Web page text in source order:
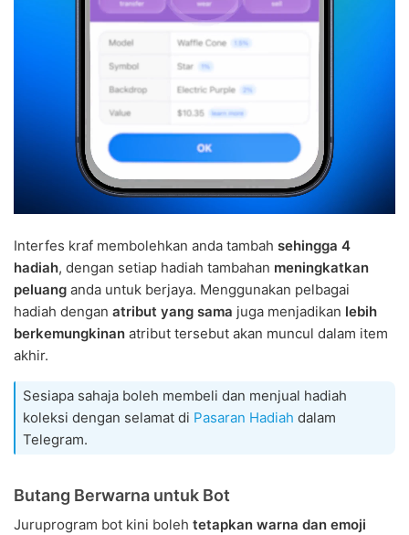
Interfes kraf membolehkan anda tambah sehingga 4
hadiah, dengan setiap hadiah tambahan meningkatkan
peluang anda untuk berjaya. Menggunakan pelbagai
hadiah dengan atribut yang sama juga menjadikan lebih
berkemungkinan atribut tersebut akan muncul dalam item
akhir.
Sesiapa sahaja boleh membeli dan menjual hadiah
koleksi dengan selamat di Pasaran Hadiah dalam
Telegram.
Butang Berwarna untuk Bot
Juruprogram bot kini boleh tetapkan warna dan emoji